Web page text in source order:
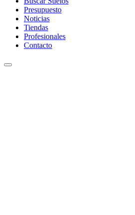
Presupuesto
Noticias
Tiendas
Profesionales
Contacto